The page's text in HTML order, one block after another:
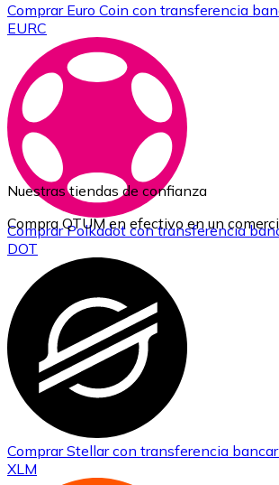
Comprar Euro Coin con transferencia
EURC
ComprarPolkadot con transferencia
DOT
ComprarStellarcon transferencia
XLM
Nuestras tiendas de confianza
Compra QTUM en efectivo en un